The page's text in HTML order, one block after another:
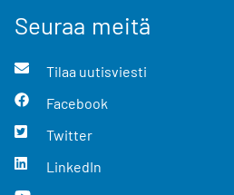
Seuraa meitä
Tilaa uutisviesti
Facebook
Twitter
LinkedIn